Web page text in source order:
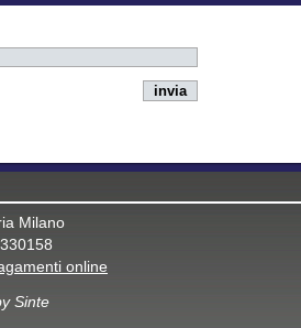
Milano
online
Sinte